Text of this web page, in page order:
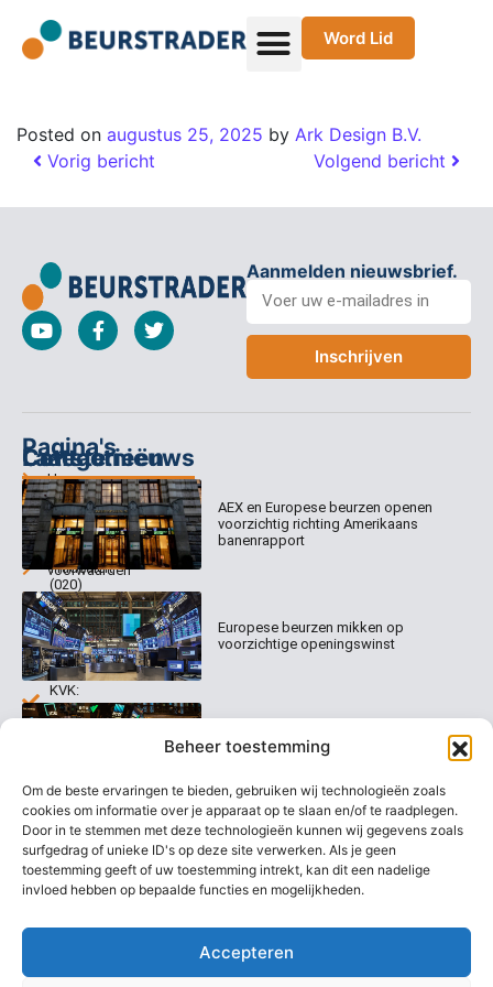
Beheer toestemming
Om de beste ervaringen te bieden, gebruiken wij technologieën zoals
cookies om informatie over je apparaat op te slaan en/of te raadplegen.
Door in te stemmen met deze technologieën kunnen wij gegevens zoals
surfgedrag of unieke ID's op deze site verwerken. Als je geen
toestemming geeft of uw toestemming intrekt, kan dit een nadelige
invloed hebben op bepaalde functies en mogelijkheden.
Accepteren
Word Lid
Posted on augustus 25, 2025 by Ark Design B.V.
Vorig bericht
Volgend bericht
Aanmelden nieuwsbrief.
Inschrijven
Pagina's
Home
Abonnementen
Dagcommentaar
Tradealert
Organisatie
Contact
Categorieën
Columns
Dagcommentaar
Algemene
voorwaarden
Disclaimer
Welk
abonnement
kiezen
Contact
Keizersgracht
520
1017 EK
Amsterdam
(020)
231
0020
info@beurstrader.nl
KVK:
99197022
Laatste nieuws
AEX en Europese beurzen openen
voorzichtig richting Amerikaans
banenrapport
Europese beurzen mikken op
voorzichtige openingswinst
Europese beurzen blijven dicht bij
recordstanden
AEX nadert opnieuw zijn hoogste
niveau ooit